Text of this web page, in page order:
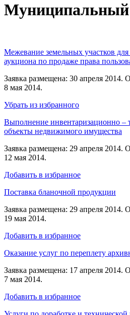
Муниципальный
Межевание земельных участков
аукциона по продаже права
Заявка размещена: 30 апреля 2014.
8 мая 2014.
Убрать из избранного
Выполнение инвентаризационно –
объекты недвижимого имущества
Заявка размещена: 29 апреля 2014.
12 мая 2014.
Добавить в избранное
Поставка бланочной продукции
Заявка размещена: 29 апреля 2014.
19 мая 2014.
Добавить в избранное
Оказание услуг по переплету
Заявка размещена: 17 апреля 2014.
7 мая 2014.
Добавить в избранное